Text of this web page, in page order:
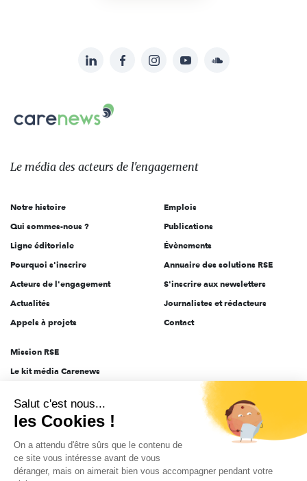
sur:
LinkedInFacebookInstagramYouTubeSoundcloud
Le
des
l'engagement
Le média des acteurs de l'engagement
Notre histoire
Qui sommes-nous ?
Ligne éditoriale
Pourquoi s'inscrire
Acteurs de l'engagement
Actualités
Appels à projets
Emplois
Publications
Évènements
Annuaire des solutions RSE
S'inscrire aux newsletters
Journalistes et rédacteurs
Contact
Mission RSE
Le kit média Carenews
AEF info
Novethic
PRODURABLE
Inclusiv Day
Salut c'est nous...
les Cookies !
On a attendu d'être sûrs que le contenu de
ce site vous intéresse avant de vous
déranger, mais on aimerait bien vous accompagner pendant votre